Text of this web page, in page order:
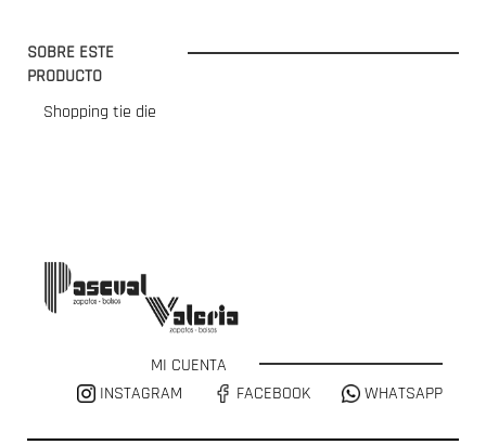
SOBRE ESTE
PRODUCTO
Shopping tie die
MI CUENTA
INSTAGRAM
FACEBOOK WHATSAPP